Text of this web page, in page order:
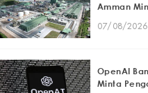
Amman
07/08/2026
OpenAI
Minta